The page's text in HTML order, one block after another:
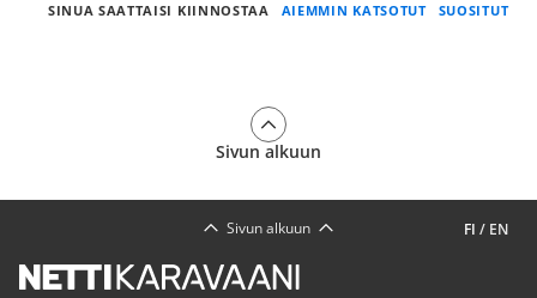
SINUA SAATTAISI KIINNOSTAA AIEMMIN KATSOTUT SUOSITUT
Sivun alkuun
FI / EN
Sivun alkuun